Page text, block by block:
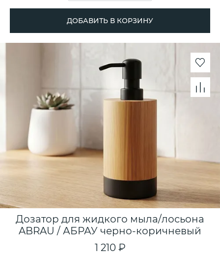
ДОБАВИТЬ В КОРЗИНУ
Дозатор для жидкого мыла/лосьона
ABRAU / АБРАУ черно-коричневый
1 210 ₽